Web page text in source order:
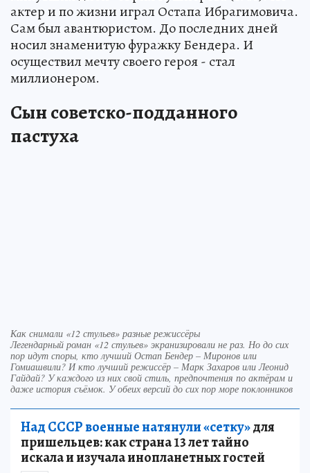
актер и по жизни играл Остапа Ибрагимовича.
Сам был авантюристом. До последних дней
носил знаменитую фуражку Бендера. И
осуществил мечту своего героя - стал
миллионером.
Сын советско-подданного
пастуха
Как снимали «12 стульев» разные режиссёры
Легендарный роман «12 стульев» экранизировали не раз. Но до сих
пор идут споры, кто лучший Остап Бендер – Миронов или
Гомиашвили? И кто лучший режиссёр – Марк Захаров или Леонид
Гайдай? У каждого из них свой стиль, предпочтения по актёрам и
даже история съёмок. У обеих версий до сих пор море поклонников
Над СССР военные натянули «сетку»для
пришельцев: как страна 13 лет тайно
искала и изучала инопланетных гостей